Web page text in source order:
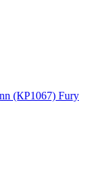
(КР1067) Fury